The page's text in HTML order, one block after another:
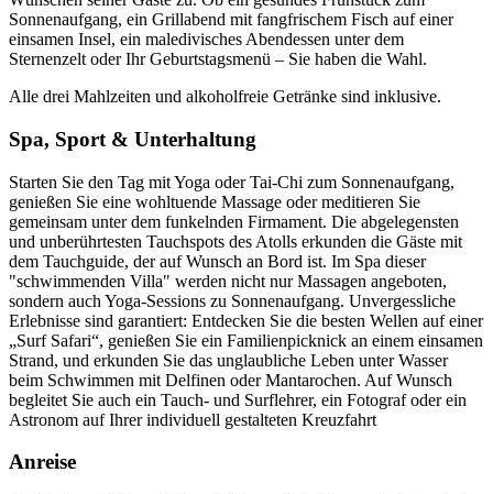
Sonnenaufgang, ein Grillabend mit fangfrischem Fisch auf einer
einsamen Insel, ein maledivisches Abendessen unter dem
Sternenzelt oder Ihr Geburtstagsmenü – Sie haben die Wahl.
Alle drei Mahlzeiten und alkoholfreie Getränke sind inklusive.
Spa, Sport & Unterhaltung
Starten Sie den Tag mit Yoga oder Tai-Chi zum Sonnenaufgang,
genießen Sie eine wohltuende Massage oder meditieren Sie
gemeinsam unter dem funkelnden Firmament. Die abgelegensten
und unberührtesten Tauchspots des Atolls erkunden die Gäste mit
dem Tauchguide, der auf Wunsch an Bord ist. Im Spa dieser
"schwimmenden Villa" werden nicht nur Massagen angeboten,
sondern auch Yoga-Sessions zu Sonnenaufgang. Unvergessliche
Erlebnisse sind garantiert: Entdecken Sie die besten Wellen auf einer
„Surf Safari“, genießen Sie ein Familienpicknick an einem einsamen
Strand, und erkunden Sie das unglaubliche Leben unter Wasser
beim Schwimmen mit Delfinen oder Mantarochen. Auf Wunsch
begleitet Sie auch ein Tauch- und Surflehrer, ein Fotograf oder ein
Astronom auf Ihrer individuell gestalteten Kreuzfahrt
Anreise